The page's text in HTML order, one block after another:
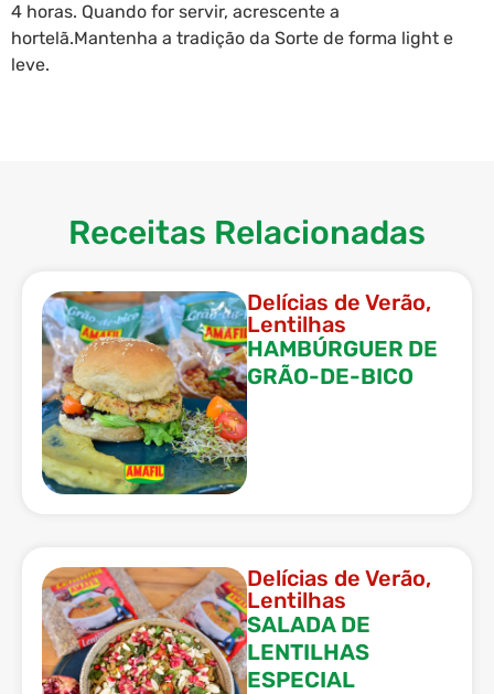
4 horas. Quando for servir, acrescente a
hortelã.Mantenha a tradição da Sorte de forma light e
leve.
Receitas Relacionadas
Delícias de Verão,
Lentilhas
HAMBÚRGUER DE
GRÃO-DE-BICO⠀
Delícias de Verão,
Lentilhas
SALADA DE
LENTILHAS
ESPECIAL